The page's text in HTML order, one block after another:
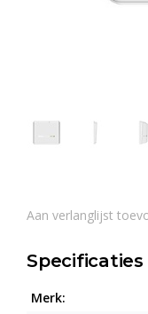
Aan verlanglijst
Specificaties
Merk: